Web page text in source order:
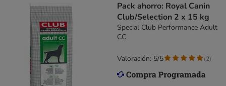
Pack ahorro: Royal Canin
Club/Selection 2 x 15 kg
Special Club Performance Adult
CC
Valoración: 5/5 (2)